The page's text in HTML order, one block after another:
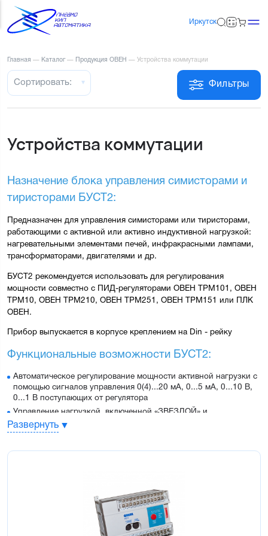
Иркутск
Главная — Каталог — Продукция ОВЕН — Устройства коммутации
Фильтры
Сортировать:
Устройства коммутации
Назначение блока управления симисторами и
тиристорами БУСТ2:
Предназначен для управления симисторами или тиристорами,
работающими с активной или активно индуктивной нагрузкой:
нагревательными элементами печей, инфракрасными лампами,
трансформаторами, двигателями и др.
БУСТ2 рекомендуется использовать для регулирования
мощности совместно с ПИД-регуляторами ОВЕН ТРМ101 , ОВЕН
ТРМ10, ОВЕН ТРМ210, ОВЕН ТРМ251 , ОВЕН ТРМ151 или
ПЛК
ОВЕН .
Прибор выпускается в корпусе креплением на Din - рейку
Функциональные возможности БУСТ2:
Автоматическое регулирование мощности активной нагрузки с
помощью сигналов управления 0(4)...20 мА, 0...5 мА, 0...10 В,
0...1 В поступающих от регулятора
Управление нагрузкой, включенной «ЗВЕЗДОЙ» и
«ТРЕУГОЛЬНИКОМ»
Два метода управления симисторами или тиристорами, в
зависимости от инерционности нагрузки и уровня помех в сети
Развернуть